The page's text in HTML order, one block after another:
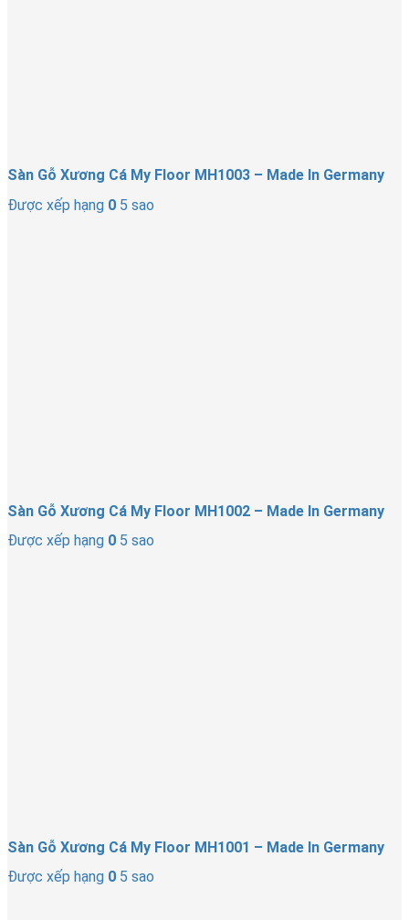
Sàn Gỗ Xương Cá My Floor MH1003 – Made In Germany
Được xếp hạng 0 5 sao
Sàn Gỗ Xương Cá My Floor MH1002 – Made In Germany
Được xếp hạng 0 5 sao
Sàn Gỗ Xương Cá My Floor MH1001 – Made In Germany
Được xếp hạng 0 5 sao